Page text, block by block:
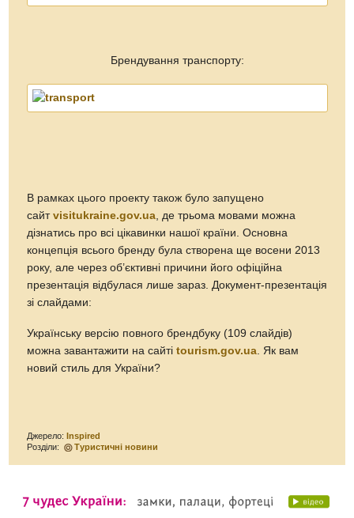
Брендування транспорту:
В рамках цього проекту також було запущено
сайтvisitukraine.gov.ua , де трьома мовами можна
дізнатись про всі цікавинки нашої країни. Основна
концепція всього бренду була створена ще восени 2013
року, але через об’єктивні причини його офіційна
презентація відбулася лише зараз. Документ-презентація
зі слайдами:
Українську версію повного брендбуку (109 слайдів)
можна завантажити на сайтіtourism.gov.ua. Як вам
новий стиль для України?
Джерело: Inspired
Розділи:
Туристичні новини